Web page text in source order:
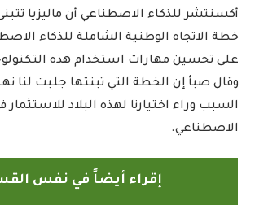
أكسنتشر للذكاء الاصطناعي أن ماليزيا
خطة الاتجاه الوطنية الشاملة للذكاء
على تحسين مهارات استخدام هذه
وقال صبأ إن الخطة التي تبنتها جلبت لنا
السبب وراء اختيارنا لهذه البلاد للاستثمار
الاصطناعي.
إقراء أيضاً في نفس